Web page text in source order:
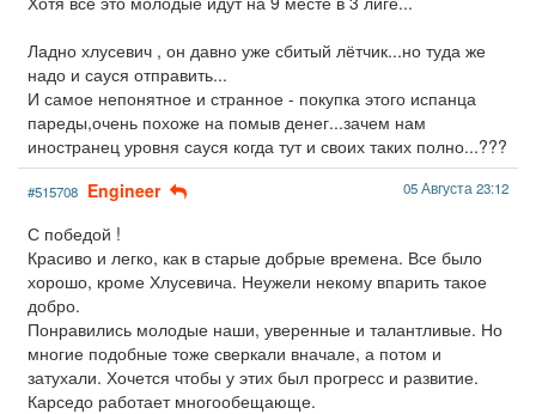
Ладно хлусевич , он давно уже сбитый лётчик...но туда же
надо и сауся отправить...
И самое непонятное и странное - покупка этого испанца
пареды,очень похоже на помыв денег...зачем нам
иностранец уровня сауся когда тут и своих таких полно...???
#515708 Engineer 05 Августа 23:12
С победой !
Красиво и легко, как в старые добрые времена. Все было
хорошо, кроме Хлусевича. Неужели некому впарить такое
добро.
Понравились молодые наши, уверенные и талантливые. Но
многие подобные тоже сверкали вначале, а потом и
затухали. Хочется чтобы у этих был прогресс и развитие.
Карседо работает многообещающе.